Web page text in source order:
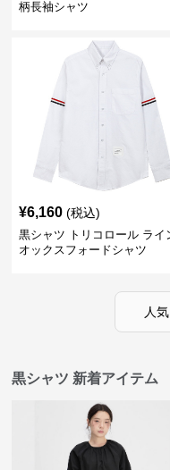
柄長袖シャツ
¥6,160 (税込)
黒シャツ トリコロール ライ
オックスフォードシャツ
人
黒シャツ 新着アイテム